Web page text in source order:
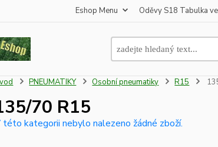
Eshop Menu Oděvy S18 Tabulka
PNEUMATIKY Osobní pneumatiky R15
70 R15
této kategorii nebylo nalezeno žádné zboží.